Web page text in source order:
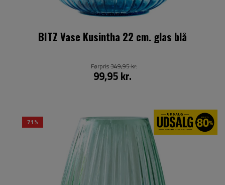
BITZ Vase Kusintha 22 cm. glas blå
99,95 kr.
Førpris349,95 kr.
71%